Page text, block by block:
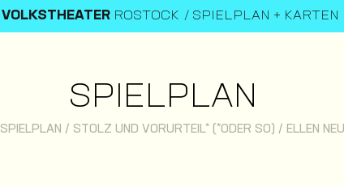
VOLKSTHEATER ROSTOCK SPIELPLAN + KARTEN
SPIELPLAN
SPIELPLAN / STOLZ UND VORURTEIL* (*ODER SO) / ELLEN